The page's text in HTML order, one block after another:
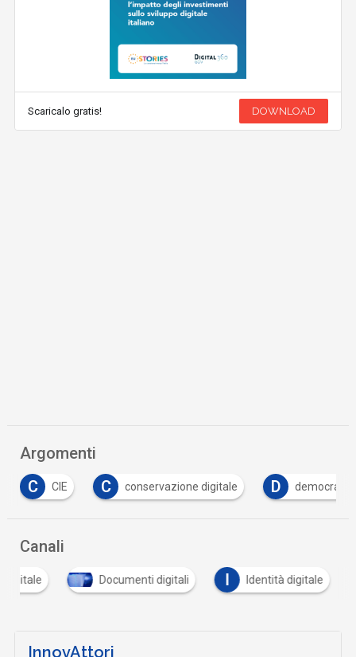
Scaricalo gratis! DOWNLOAD
Argomenti
C
conservazione digitale D democrazia D
Canali
digitale Documenti digitali I Identità digitale
InnovAttori